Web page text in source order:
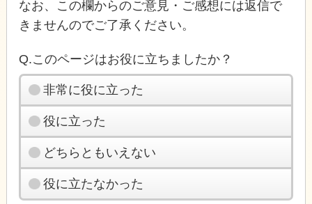
なお、この欄からのご意見・ご感想には返信で
きませんのでご了承ください。
Q.このページはお役に立ちましたか？
非常に役に立った
役に立った
どちらともいえない
役に立たなかった